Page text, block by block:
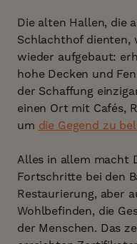
Die alten Hallen, die
Schlachthof dienten,
wieder aufgebaut:
hohe Decken und
der Schaffung
einen Ort mit Cafés,
um die Gegend zu
Alles in allem macht
Fortschritte bei den
Restaurierung, aber
Wohlbefinden, die
der Menschen. Das